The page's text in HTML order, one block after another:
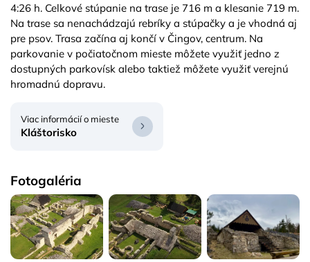
4:26 h. Celkové stúpanie na trase je 716 m a klesanie 719 m.
Na trase sa nenachádzajú rebríky a stúpačky a je vhodná aj
pre psov. Trasa začína aj končí v Čingov, centrum. Na
parkovanie v počiatočnom mieste môžete využiť jedno z
dostupných parkovísk alebo taktiež môžete využiť verejnú
hromadnú dopravu.
Viac informácií o mieste
Kláštorisko
Fotogaléria